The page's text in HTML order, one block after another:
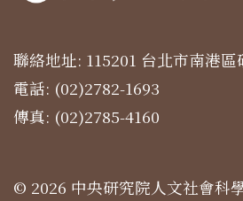
聯絡地址: 115201 台北市南港
電話: (02)2782-1693
傳真: (02)2785-4160
© 2026 中央研究院人文社會科